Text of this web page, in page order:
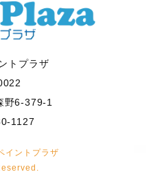
トプラザ
野6-379-1
1127
イントプラザ